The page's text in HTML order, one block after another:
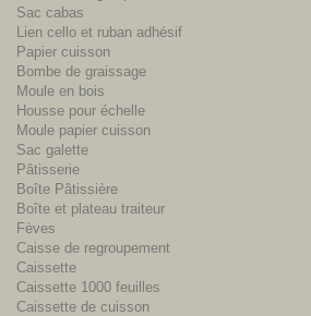
Sac cabas
Lien cello et ruban adhésif
Papier cuisson
Bombe de graissage
Moule en bois
Housse pour échelle
Moule papier cuisson
Sac galette
Pâtisserie
Boîte Pâtissière
Boîte et plateau traiteur
Fèves
Caisse de regroupement
Caissette
Caissette 1000 feuilles
Caissette de cuisson